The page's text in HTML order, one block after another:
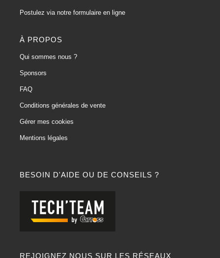
BESOIN D'AIDE OU DE CONSEILS ?
REJOIGNEZ NOUS SUR LES RÉSEAUX
Postulez via notre formulaire en ligne
À PROPOS
Qui sommes nous ?
Sponsors
FAQ
Conditions générales de vente
Gérer mes cookies
Mentions légales